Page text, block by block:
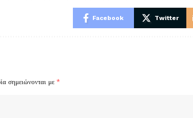
Facebook Twitter
σημειώνονται με *